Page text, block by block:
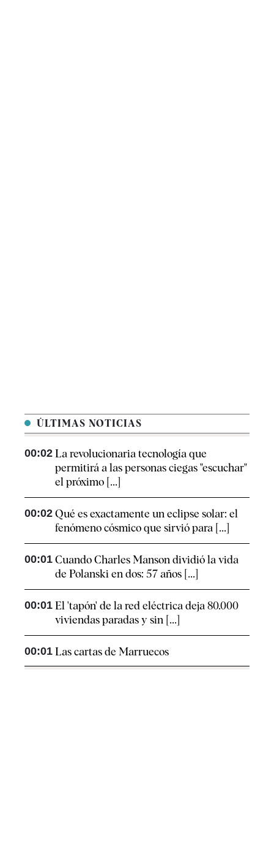
ÚLTIMAS NOTICIAS
00:02 La revolucionaria tecnología que
permitirá a las personas ciegas "escuchar"
el próximo [...]
00:02 Qué es exactamente un eclipse solar: el
fenómeno cósmico que sirvió para [...]
00:01 Cuando Charles Manson dividió la vida
de Polanski en dos: 57 años [...]
00:01 El 'tapón' de la red eléctrica deja 80.000
viviendas paradas y sin [...]
00:01 Las cartas de Marruecos